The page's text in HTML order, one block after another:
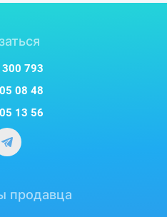
основных
здоровья
позволяют следить за
- уровнем стресса,
а также
и качеством сна.
793
08 48
13 56
продавца